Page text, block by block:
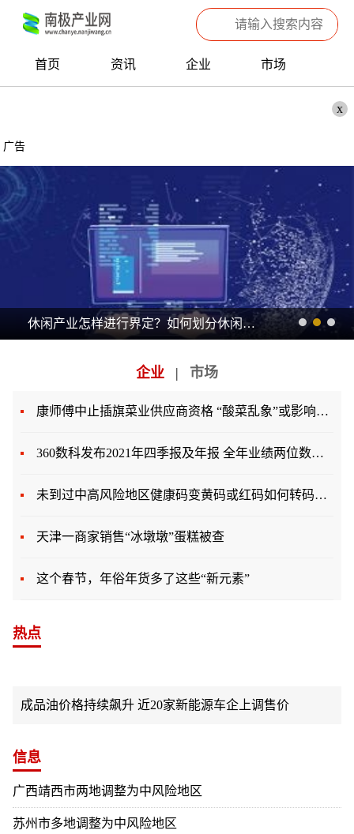
首页 资讯 企业 市场
x
广告
休闲产业怎样进行界定？如何划分休闲产业类型？
企业 | 市场
康师傅中止插旗菜业供应商资格 “酸菜乱象”或影响方便面销量
360数科发布2021年四季报及年报 全年业绩两位数高增长
未到过中高风险地区健康码变黄码或红码如何转码？广西百
天津一商家销售“冰墩墩”蛋糕被查
这个春节，年俗年货多了这些“新元素”
热点
成品油价格持续飙升 近20家新能源车企上调售价
信息
广西靖西市两地调整为中风险地区
苏州市多地调整为中风险地区